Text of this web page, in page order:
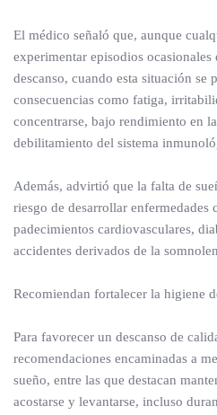
El médico señaló que, aunque
experimentar episodios
descanso, cuando esta situación se
consecuencias como fatiga,
concentrarse, bajo rendimiento en
debilitamiento del sistema
Además, advirtió que la falta de
riesgo de desarrollar enfermedades
padecimientos cardiovasculares,
accidentes derivados de la
Recomiendan fortalecer la higiene
Para favorecer un descanso de
recomendaciones encaminadas a
sueño, entre las que destacan
acostarse y levantarse, incluso